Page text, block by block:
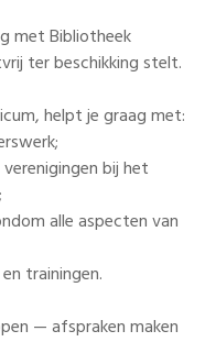
met Bibliotheek
ter beschikking stelt.
helpt je graag met:
bij het
alle aspecten van
trainingen.
— afspraken maken